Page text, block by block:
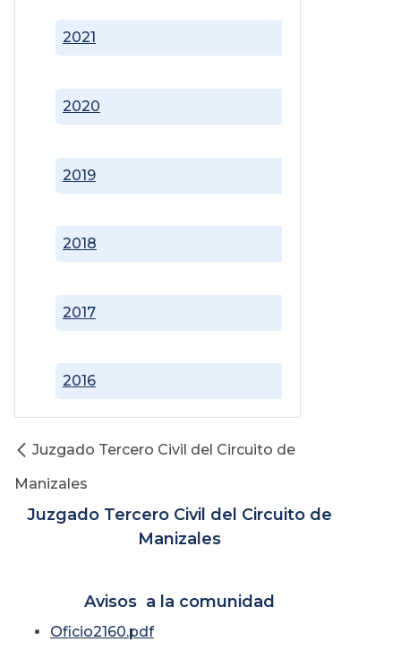
2016
2017
2018
2019
2020
2021
Juzgado Tercero Civil del Circuito de
Manizales
Juzgado Tercero Civil del Circuito de
Manizales
Avisos a la comunidad
Oficio2160.pdf